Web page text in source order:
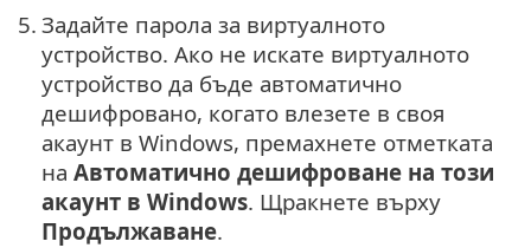
5. Задайте парола за виртуалното
устройство. Ако не искате виртуалното
устройство да бъде автоматично
дешифровано, когато влезете в своя
акаунт в Windows, премахнете отметката
на Автоматично дешифроване на този
акаунт в Windows. Щракнете върху
Продължаване.